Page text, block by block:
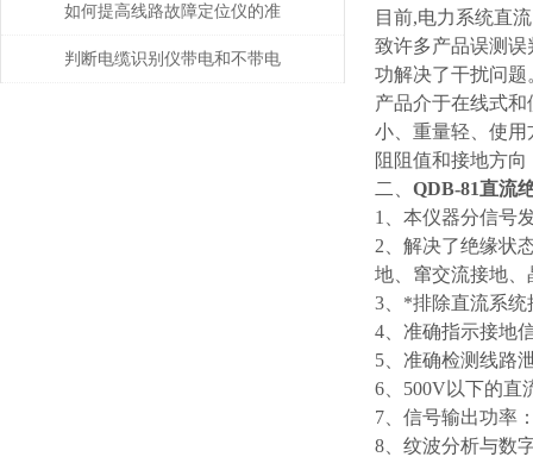
件是怎样的？
如何提高线路故障定位仪的准
确性？
判断电缆识别仪带电和不带电
目前,电力系统直
致许多产品误测
功解决了干扰问
产品介于在线式
小、重量轻、使
阻阻值和接地方
二、 QDB-81直流
1、本仪器分信号
2、解决了绝缘状
地、窜交流接地
3、*排除直流系统
4、准确指示接地
5、准确检测线路
6、500V以下的直
7、信号输出功率
8、纹波分析与数